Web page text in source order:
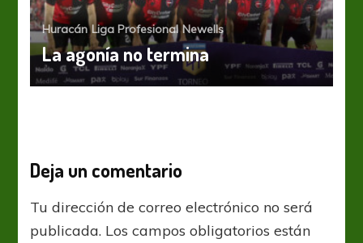
Huracán Liga Profesional Newells
La agonía no termina
Deja un comentario
Tu dirección de correo electrónico no será
publicada. Los campos obligatorios están